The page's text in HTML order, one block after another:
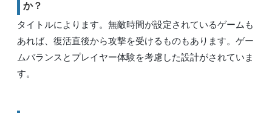
か？
タイトルによります。無敵時間が設定されているゲームも
あれば、復活直後から攻撃を受けるものもあります。ゲー
ムバランスとプレイヤー体験を考慮した設計がされていま
す。